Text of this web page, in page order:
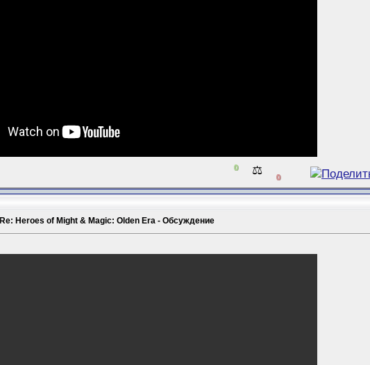
0 ⚖️ 0
Re: Heroes of Might & Magic: Olden Era - Обсуждение